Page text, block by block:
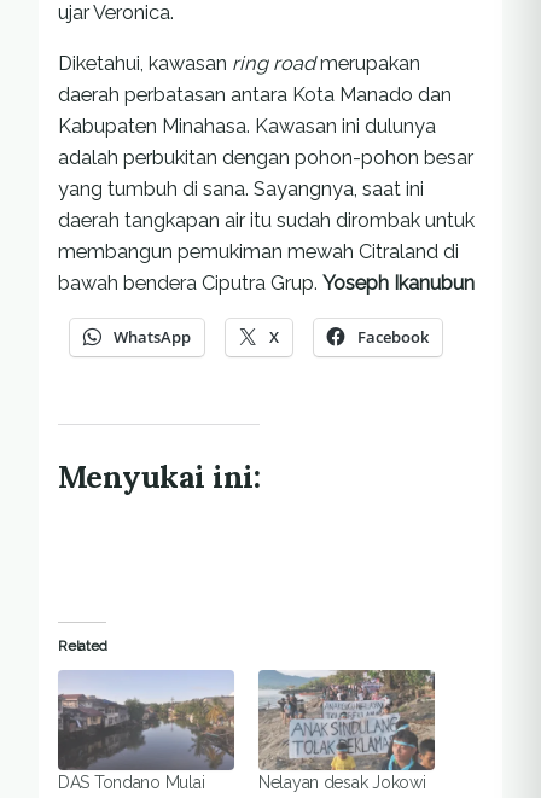
ujar Veronica.
Diketahui, kawasan ring roadmerupakan
daerah perbatasan antara Kota Manado dan
Kabupaten Minahasa. Kawasan ini dulunya
adalah perbukitan dengan pohon-pohon besar
yang tumbuh di sana. Sayangnya, saat ini
daerah tangkapan air itu sudah dirombak untuk
membangun pemukiman mewah Citraland di
bawah bendera Ciputra Grup. Yoseph Ikanubun
WhatsApp X Facebook
Menyukai ini:
Related
DAS Tondano Mulai
Nelayan desak Jokowi